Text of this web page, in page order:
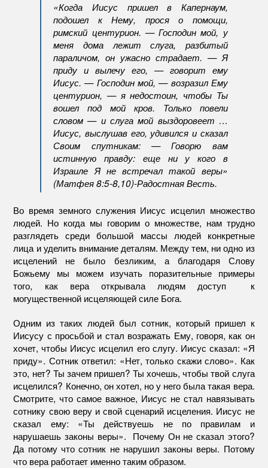
«Когда Иисус пришел в Капернаум,
подошел к Нему, прося о помощи,
римский центурион. — Господин мой, у
меня дома лежит слуга, разбитый
параличом, он ужасно страдает. — Я
приду и вылечу его, — говорит ему
Иисус. — Господин мой, — возразил Ему
центурион, — я недостоин, чтобы Ты
вошел под мой кров. Только повели
словом — и слуга мой выздоровеет …
Иисус, выслушав его, удивился и сказал
Своим спутникам: — Говорю вам
истинную правду: еще ни у кого в
Израиле Я не встречал такой веры»
(Матфея 8:5-8,10)-Радостная Весть.
Во время земного служения Иисус исцелил множество
людей. Но когда мы говорим о множестве, нам трудно
разглядеть среди большой массы людей конкретные
лица и уделить внимание деталям. Между тем, ни одно из
исцелений не было безликим, а благодаря Слову
Божьему мы можем изучать поразительные примеры
того, как вера открывала людям доступ к
могущественной исцеляющей силе Бога.
Одним из таких людей был сотник, который пришел к
Иисусу с просьбой и стал возражать Ему, говоря, как он
хочет, чтобы Иисус исцелил его слугу. Иисус сказал: «Я
приду». Сотник ответил: «Нет, только скажи слово». Как
это, нет? Ты зачем пришел? Ты хочешь, чтобы твой слуга
исцелился? Конечно, он хотел, но у него была такая вера.
Смотрите, что самое важное, Иисус не стал навязывать
сотнику свою веру и свой сценарий исцеления. Иисус не
сказал ему: «Ты действуешь не по правилам и
нарушаешь законы веры». Почему Он не сказал этого?
Да потому что сотник не нарушил законы веры. Потому
что вера работает именно таким образом.